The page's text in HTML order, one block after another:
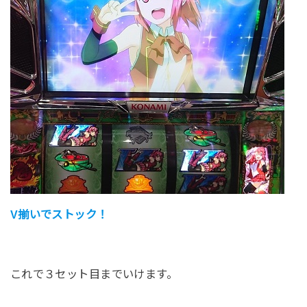
V揃いでストック！
これで３セット目までいけます。